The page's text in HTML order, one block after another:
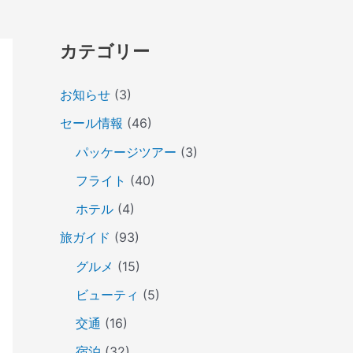
カテゴリー
お知らせ (3)
セール情報 (46)
パッケージツアー (3)
フライト (40)
ホテル (4)
旅ガイド (93)
グルメ (15)
ビューティ (5)
交通 (16)